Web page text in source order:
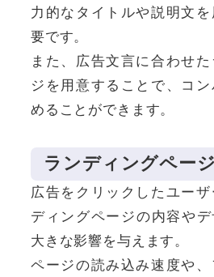
力的なタイトルや説明文
要です。
また、広告文言に合わせ
ジを用意することで、コ
めることができます。
ランディングペー
広告をクリックしたユー
ディングページの内容や
大きな影響を与えます。
ページの読み込み速度や